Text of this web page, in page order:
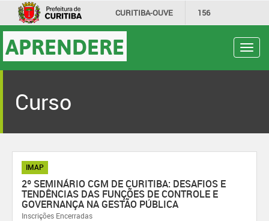
CURITIBA-OUVE 156
SECRETARIAS
APRENDERE
Curso
IMAP
2º SEMINÁRIO CGM DE CURITIBA: DESAFIOS E
TENDÊNCIAS DAS FUNÇÕES DE CONTROLE E
GOVERNANÇA NA GESTÃO PÚBLICA
Inscrições Encerradas